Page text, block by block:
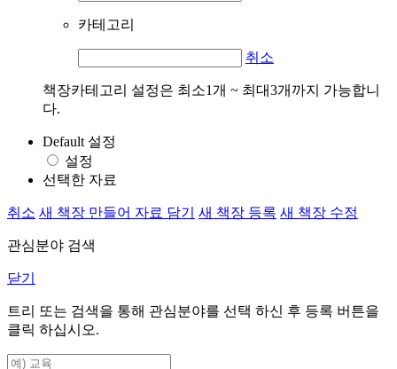
카테고리
취소
책장카테고리 설정은 최소1개 ~ 최대3개까지 가능합니
다.
Default 설정
설정
선택한 자료
취소 새 책장 만들어 자료 담기 새 책장 등록 새 책장 수정
관심분야 검색
닫기
트리 또는 검색을 통해 관심분야를 선택 하신 후 등록 버튼을
클릭 하십시오.